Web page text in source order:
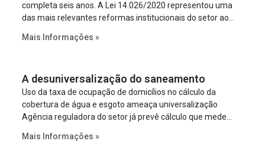
completa seis anos. A Lei 14.026/2020 representou uma
das mais relevantes reformas institucionais do setor ao
serviços, ampliar a participação da iniciativa privada,
à segurança jurídica dos contratos.
Mais Informações »
A desuniversalização do saneamento
Uso da taxa de ocupação de domicílios no cálculo da
cobertura de água e esgoto ameaça universalização
Agência reguladora do setor já prevê cálculo que mede
Mais Informações »